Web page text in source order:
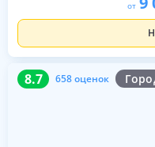
от
8.7 658 оценок
8.7 658 оценок